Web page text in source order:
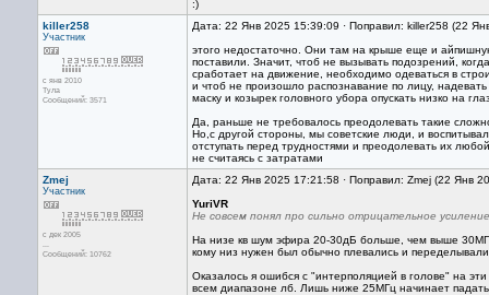
:)
killer258
Участник
с янв 2010
Тула
Сообщений: 3571
Дата: 22 Янв 2025 15:39:09 · Поправил: killer258 (22
этого недостаточно. Они там на крыше еще и
поставили. Значит, чтоб не вызывать подозрений,
сработает на движение, необходимо одеваться в
и чтоб не произошло распознавание по лицу,
маску и козырек головного убора опускать низко на
Да, раньше не требовалось преодолевать такие
Но,с другой стороны, мы советские люди, и
отступать перед трудностями и преодолевать их
не считаясь с затратами
Zmej
Участник
с дек 2005
...
Сообщений: 10762
Дата: 22 Янв 2025 17:21:58 · Поправил: Zmej (22 Янв
YuriVR
Не совсем понял про сильно отрицательное
На низе кв шум эфира 20-30дБ больше, чем выше
кому низ нужен был обычно плевались и
Оказалось я ошибся с "интерполяцией в голове" на
всем диапазоне лб. Лишь ниже 25МГц начинает